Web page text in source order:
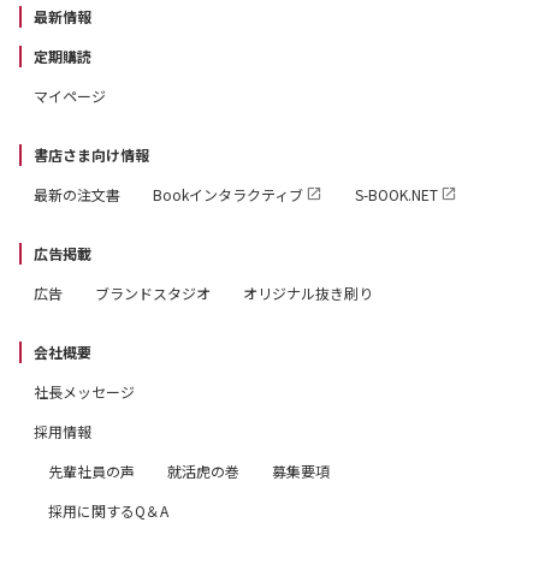
￣￣￣￣￣￣￣￣￣￣￣￣￣
パッとひらいて 超☆開運！
＿＿＿＿＿＿＿＿＿＿＿＿＿
※1『ゲッターズ飯田の五星三心占い2026』発売5か月分
の販売数より 朝日新聞出版調べ。
ることができます。
※電子版には一部コンテンツがつきません。
※本内容は制作中のものであり、予告なく変更になる場合
があります。
最新情報
定期購読
マイページ
書店さま向け情報
最新の注文書
Bookインタラクティブ S-BOOK.NET
広告掲載
広告
ブランドスタジオ オリジナル抜き刷り
会社概要
社長メッセージ
採用情報
先輩社員の声
就活虎の巻
募集要項
採用に関するQ＆A